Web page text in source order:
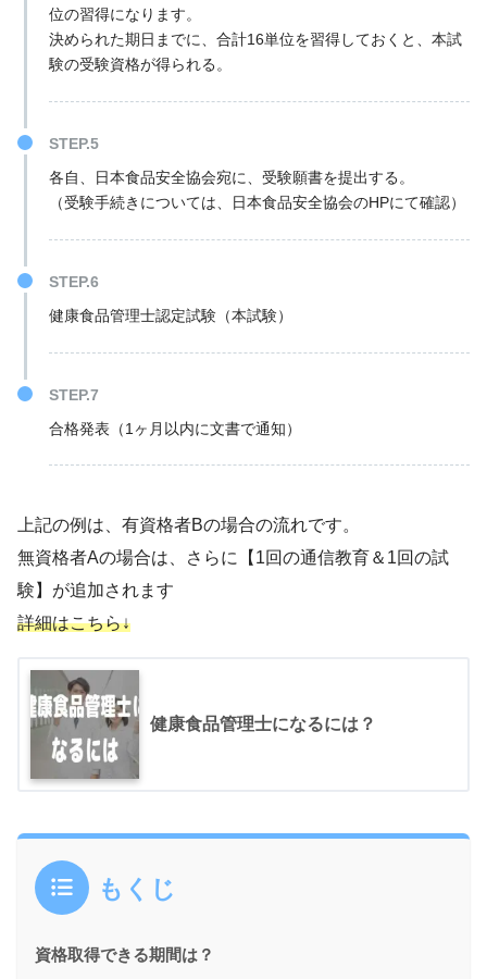
位の習得になります。
決められた期日までに、合計16単位を習得しておくと、本試
験の受験資格が得られる。
STEP.5
各自、日本食品安全協会宛に、受験願書を提出する。
（受験手続きについては、日本食品安全協会のHPにて確認）
STEP.6
健康食品管理士認定試験（本試験）
STEP.7
合格発表（1ヶ月以内に文書で通知）
上記の例は、 有資格者Bの場合の流れです。
無資格者Aの場合は、さらに【1回の通信教育＆1回の試
験】が追加されます
詳細はこちら↓
健康食品管理士になるには？
もくじ
資格取得できる期間は？